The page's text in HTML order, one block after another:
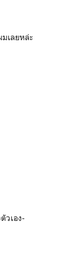
เลยหล่ะ
วเอง-